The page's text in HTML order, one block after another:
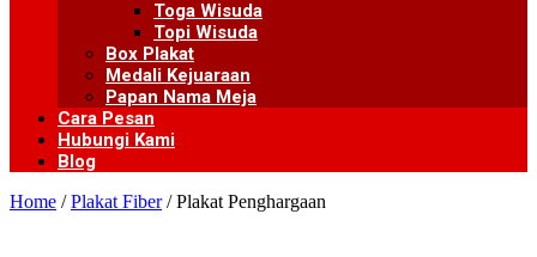
Toga Wisuda
Topi Wisuda
Box Plakat
Medali Kejuaraan
Papan Nama Meja
Cara Pesan
Hubungi Kami
Blog
Home /Plakat Fiber/ Plakat Penghargaan